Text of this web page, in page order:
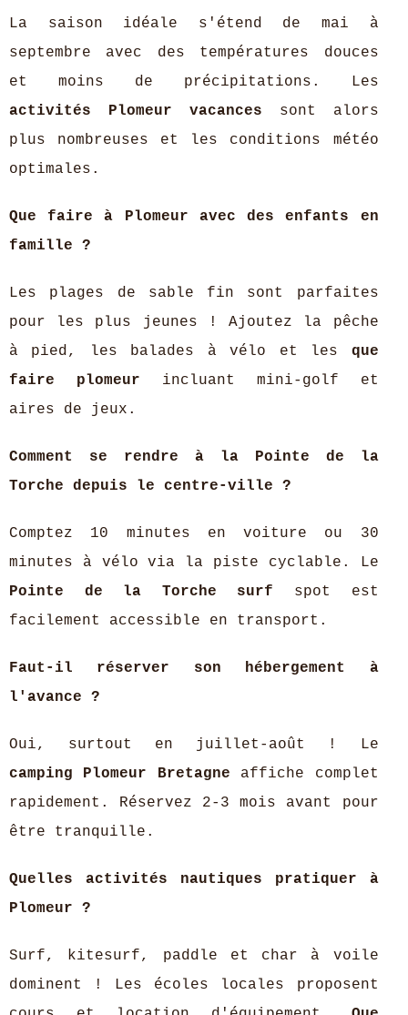
La saison idéale s'étend de mai à
septembre avec des températures douces
et moins de précipitations. Les
activités Plomeur vacances sont alors
plus nombreuses et les conditions météo
optimales.
Que faire à Plomeur avec des enfants en
famille ?
Les plages de sable fin sont parfaites
pour les plus jeunes ! Ajoutez la pêche
à pied, les balades à vélo et les que
faire plomeur incluant mini-golf et
aires de jeux.
Comment se rendre à la Pointe de la
Torche depuis le centre-ville ?
Comptez 10 minutes en voiture ou 30
minutes à vélo via la piste cyclable. Le
Pointe de la Torche surf spot est
facilement accessible en transport.
Faut-il réserver son hébergement à
l'avance ?
Oui, surtout en juillet-août ! Le
camping Plomeur Bretagne affiche complet
rapidement. Réservez 2-3 mois avant pour
être tranquille.
Quelles activités nautiques pratiquer à
Plomeur ?
Surf, kitesurf, paddle et char à voile
dominent ! Les écoles locales proposent